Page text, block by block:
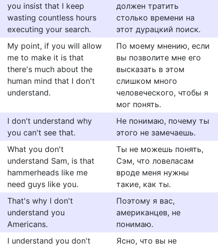
you insist that I keep
wasting countless hours
executing your search.
должен тратить
столько времени на
этот дурацкий поиск.
My point, if you will allow
me to make it is that
there's much about the
human mind that I don't
understand.
По моему мнению, если
вы позволите мне его
высказать в этом
слишком много
человеческого, чтобы я
мог понять.
I don't understand why
you can't see that.
Не понимаю, почему ты
этого не замечаешь.
What you don't
understand Sam, is that
hammerheads like me
need guys like you.
Ты не можешь понять,
Сэм, что ловеласам
вроде меня нужны
такие, как ты.
That's why I don't
understand you
Americans.
Поэтому я вас,
американцев, не
понимаю.
I understand you don't
Ясно, что вы не